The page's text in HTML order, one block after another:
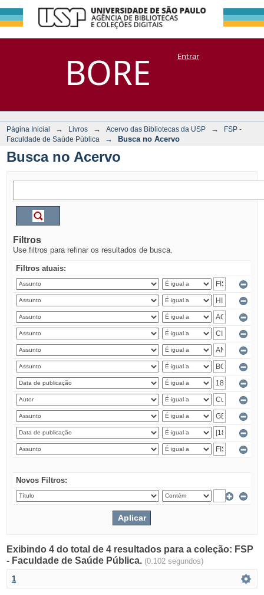
BORE
Busca no Acervo
DSpace/Manakin + CoriscoEntrar
Página Inicial → Livros → Acervo das Bibliotecas da USP →
FSP -
Faculdade de Saúde Pública
→ Busca no Acervo
Busca no Acervo
Filtros
Use filtros para refinar os resultados de busca.
Filtros atuais:
Novos Filtros:
Exibindo 4 do total de 4 resultados para a coleção: FSP
- Faculdade de Saúde Pública. (0.102 segundos)
1